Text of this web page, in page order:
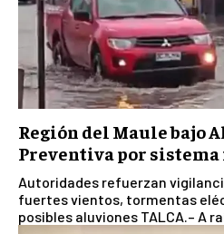
Región del Maule bajo
Preventiva por
Autoridades refuerzan
fuertes vientos, tormentas
posibles aluviones TALCA.– A